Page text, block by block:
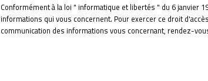
Conformément à la loi " informatique et libertés " du 6 janvier
informations qui vous concernent. Pour exercer ce droit
communication des informations vous concernant, rendez-